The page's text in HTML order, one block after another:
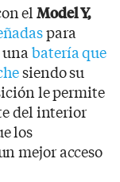
elModel Y,
para
unabatería que
siendo su
le permite
del interior
los
mejor acceso